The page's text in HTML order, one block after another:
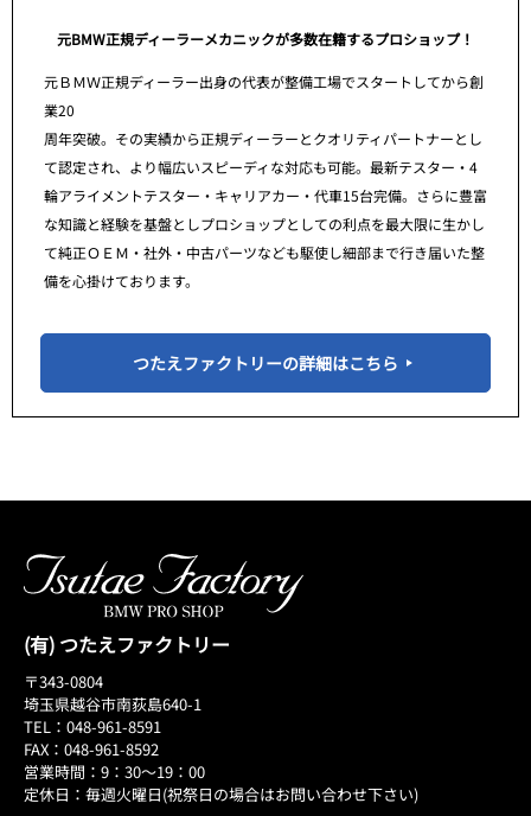
元BMW正規ディーラーメカニックが多数在籍するプロショップ！
元ＢＭＷ正規ディーラー出身の代表が整備工場でスタートしてから創
業20
周年突破。その実績から正規ディーラーとクオリティパートナーとし
て認定され、より幅広いスピーディな対応も可能。最新テスター・4
輪アライメントテスター・キャリアカー・代車15台完備。さらに豊富
な知識と経験を基盤としプロショップとしての利点を最大限に生かし
て純正ＯＥＭ・社外・中古パーツなども駆使し細部まで行き届いた整
備を心掛けております。
つたえファクトリーの詳細はこちら
(有) つたえファクトリー
〒343-0804
埼玉県越谷市南荻島640-1
TEL：048-961-8591
FAX：048-961-8592
営業時間：9：30～19：00
定休日：毎週火曜日(祝祭日の場合はお問い合わせ下さい)